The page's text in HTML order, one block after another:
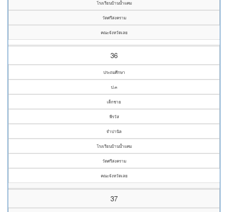
โรงเรียนบ้านน้ำแคม
วัดศรีสงคราม
คณะจังหวัดเลย
36
ประถมศึกษา
ป.๓
เด็กชาย
พีรวัส
จำปานิล
โรงเรียนบ้านน้ำแคม
วัดศรีสงคราม
คณะจังหวัดเลย
37